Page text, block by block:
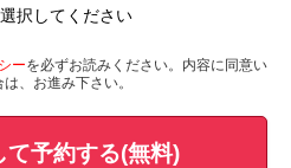
選択してください
ーを必ずお読みください。内容に同意い
、お進み下さい。
て予約する(無料)